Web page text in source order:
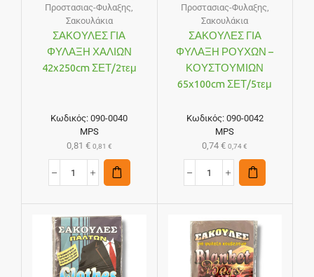
Προστασιας-Φυλαξης
Σακουλάκια
ΣΑΚΟΥΛΕΣ ΓΙΑ
ΦΥΛΑΞΗ ΧΑΛΙΩΝ
42x250cm ΣΕΤ/2τεμ
Κωδικός:090-0040
MPS
0,81 € 0,81 €
Προστασιας-Φυλαξης,
Σακουλάκια
ΣΑΚΟΥΛΕΣ ΓΙΑ
ΦΥΛΑΞΗ ΡΟΥΧΩΝ –
ΚΟΥΣΤΟΥΜΙΩΝ
65x100cm ΣΕΤ/5τεμ
Κωδικός: 090-0042
MPS
0,74€ 0,74€